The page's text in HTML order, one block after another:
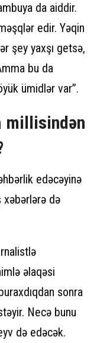
da aiddir.
edir. Yəqin
şey yaxşı getsə,
bu da
ümidlər var”.
millisindən
edəcəyinə
xəbərlərə də
əlaqəsi
sonra
Necə bunu
də edəcək.